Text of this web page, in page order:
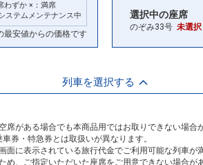
わずか ×：満席
ステムメンテナンス中
最安値からの価格です
選択中の座席
のぞみ33号 未選択
列車を選択する
がある場合でも本商品用ではお取りできない場合
券・特急券とは取扱いが異なります。
に表示されている旅行代金でご利用可能な列車が
、ご指定いただいた座席をご用意できない場合が